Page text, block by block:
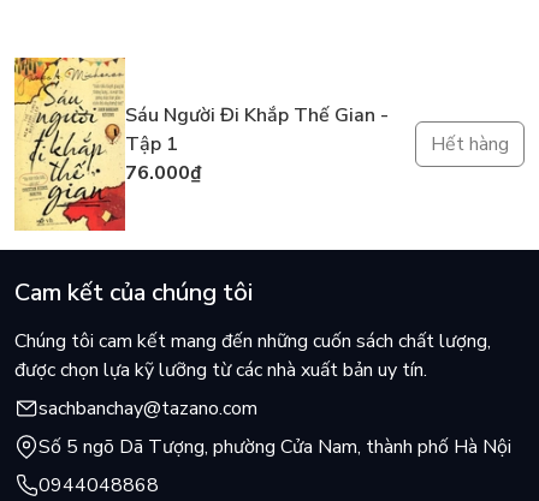
Sáu Người Đi Khắp Thế Gian -
Tập 1
76.000₫
Hết hàng
Cam kết của chúng tôi
Chúng tôi cam kết mang đến những cuốn sách chất lượng,
được chọn lựa kỹ lưỡng từ các nhà xuất bản uy tín.
sachbanchay@tazano.com
Số 5 ngõ Dã Tượng, phường Cửa Nam, thành phố Hà Nội
0944048868